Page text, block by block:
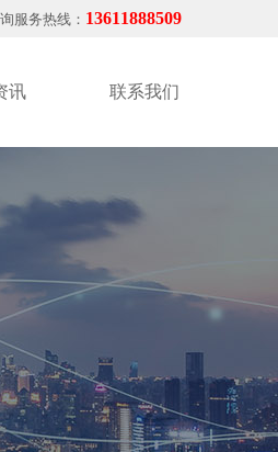
服务热线： 13611888509
讯 联系我们